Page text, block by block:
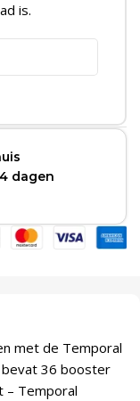
is.
dagen
met de Temporal
36 booster
– Temporal